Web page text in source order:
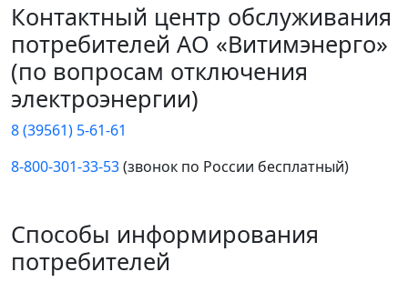
Контактный центр обслуживания
потребителей АО «Витимэнерго»
(по вопросам отключения
электроэнергии)
8 (39561) 5-61-61
8-800-301-33-53(звонок по России бесплатный)
Способы информирования
потребителей